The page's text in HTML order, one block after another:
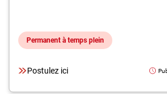
Permanent à temps plein
Postulez ici